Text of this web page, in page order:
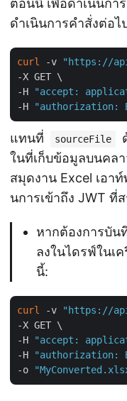
ดำเนินการคำสั่งต่อไ
curl -v
"https://
-X GET \
-H
"accept:
-H
"authorization:
แทนที่ sourceFile
ในที่เก็บข้อมูลบนคล
สมุดงาน Excel เอา
นการเข้าถึง JWT ที่
หากต้องการบัน
ลงในไดรฟ์ในเ
นี้:
curl -v
"https://
-X GET \
-H
"accept:
-H
"authorization:
-o